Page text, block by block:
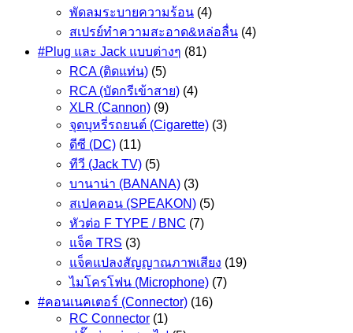
พัดลมระบายความร้อน (4)
สเปรย์ทำความสะอาด&หล่อลื่น (4)
#Plug และ Jack แบบต่างๆ (81)
RCA (ติดแท่น) (5)
RCA (บัดกรีเข้าสาย) (4)
XLR (Cannon) (9)
จุดบุหรี่รถยนต์ (Cigarette) (3)
ดีซี (DC) (11)
ทีวี (Jack TV) (5)
บานาน่า (BANANA) (3)
สเปคคอน (SPEAKON) (5)
หัวต่อ F TYPE / BNC (7)
แจ็ค TRS (3)
แจ็คแปลงสัญญาณภาพเสียง (19)
ไมโครโฟน (Microphone) (7)
#คอนเนคเตอร์ (Connector) (16)
RC Connector (1)